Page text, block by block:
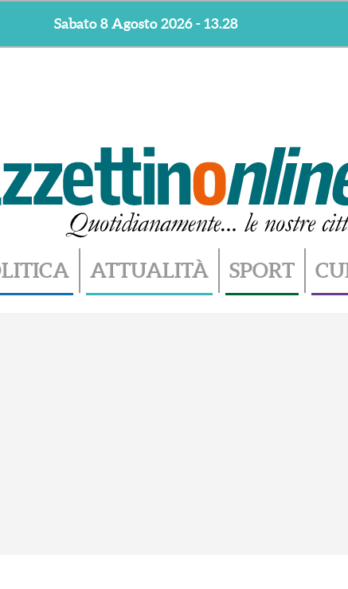
Sabato 8 Agosto 2026 - 13.28
ATTUALITÀ SPORT